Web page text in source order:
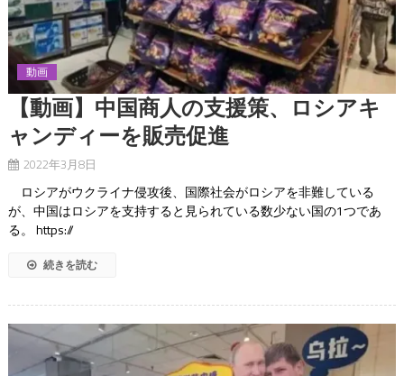
動画
【動画】中国商人の支援策、ロシアキ
ャンディーを販売促進
2022年3月8日
ロシアがウクライナ侵攻後、国際社会がロシアを非難している
が、中国はロシアを支持すると見られている数少ない国の1つであ
る。 https://
続きを読む